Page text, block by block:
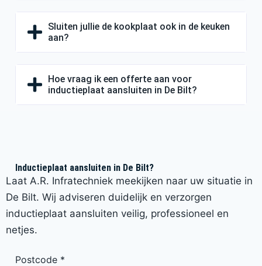
Sluiten jullie de kookplaat ook in de keuken
aan?
Hoe vraag ik een offerte aan voor
inductieplaat aansluiten in De Bilt?
Inductieplaat aansluiten in De Bilt?
Laat A.R. Infratechniek meekijken naar uw situatie in
De Bilt. Wij adviseren duidelijk en verzorgen
inductieplaat aansluiten veilig, professioneel en
netjes.
Postcode *